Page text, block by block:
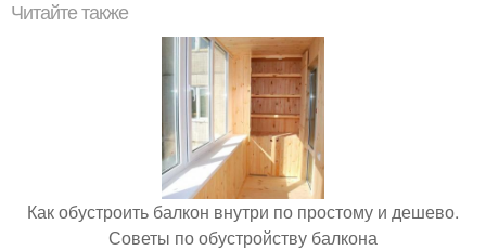
Читайте также
Как обустроить балкон внутри по простому и дешево.
Советы по обустройству балкона